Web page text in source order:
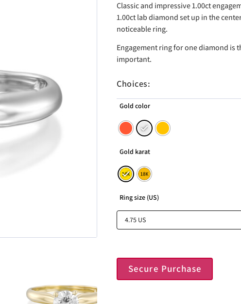
Classic and impressive 1.00ct
1.00ct lab diamond set up in the
noticeable ring.
Engagement ring for one diamond is
important.
Choices:
Gold color
Gold karat
Ring size (US)
Secure Purchase